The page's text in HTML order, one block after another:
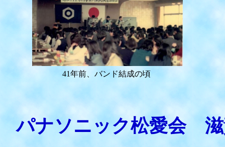
41年前、バンド結成の頃
パナソニック松愛会